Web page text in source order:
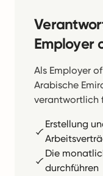
Employer
Als Employer
Arabische
verantwortlich
Erstellung
Die
durchführen